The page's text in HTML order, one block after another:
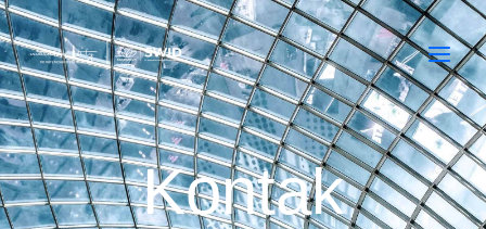
Skip
to
content
Kontak